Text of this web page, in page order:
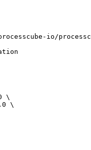
io/
\
\